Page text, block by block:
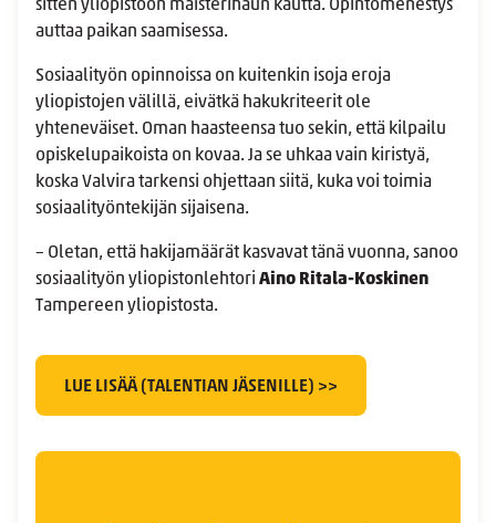
sitten yliopistoon maisterihaun kautta. Opintomenestys
auttaa paikan saamisessa.
Sosiaalityön opinnoissa on kuitenkin isoja eroja
yliopistojen välillä, eivätkä hakukriteerit ole
yhteneväiset. Oman haasteensa tuo sekin, että kilpailu
opiskelupaikoista on kovaa. Ja se uhkaa vain kiristyä,
koska Valvira tarkensi ohjettaan siitä, kuka voi toimia
sosiaalityöntekijän sijaisena.
– Oletan, että hakijamäärät kasvavat tänä vuonna, sanoo
sosiaalityön yliopistonlehtori Aino Ritala-Koskinen
Tampereen yliopistosta.
LUE LISÄÄ (TALENTIAN JÄSENILLE) >>